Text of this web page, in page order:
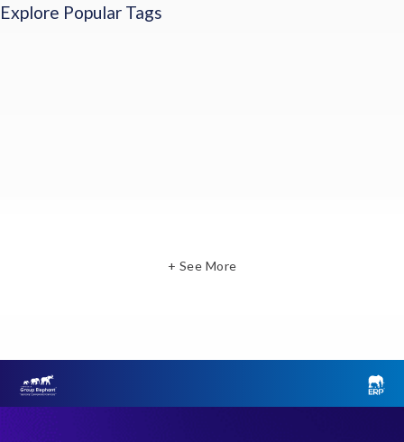
Explore Popular Tags
+ See More